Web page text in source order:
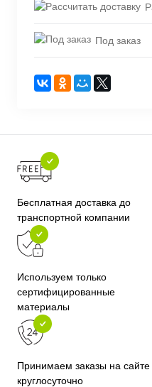
Под заказ
Бесплатная доставка до
транспортной компании
Используем только
сертифицированные
материалы
Принимаем заказы на сайте
круглосуточно